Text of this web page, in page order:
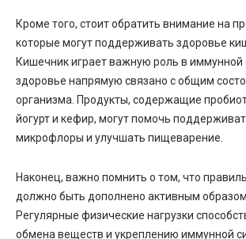
Кроме того, стоит обратить внимание на
которые могут поддерживать здоровье
Кишечник играет важную роль в иммунной
здоровье напрямую связано с общим
организма. Продукты, содержащие
йогурт и кефир, могут помочь
микрофлоры и улучшать пищеварение.
Наконец, важно помнить о том, что
должно быть дополнено активным
Регулярные физические нагрузки
обмена веществ и укреплению иммунной